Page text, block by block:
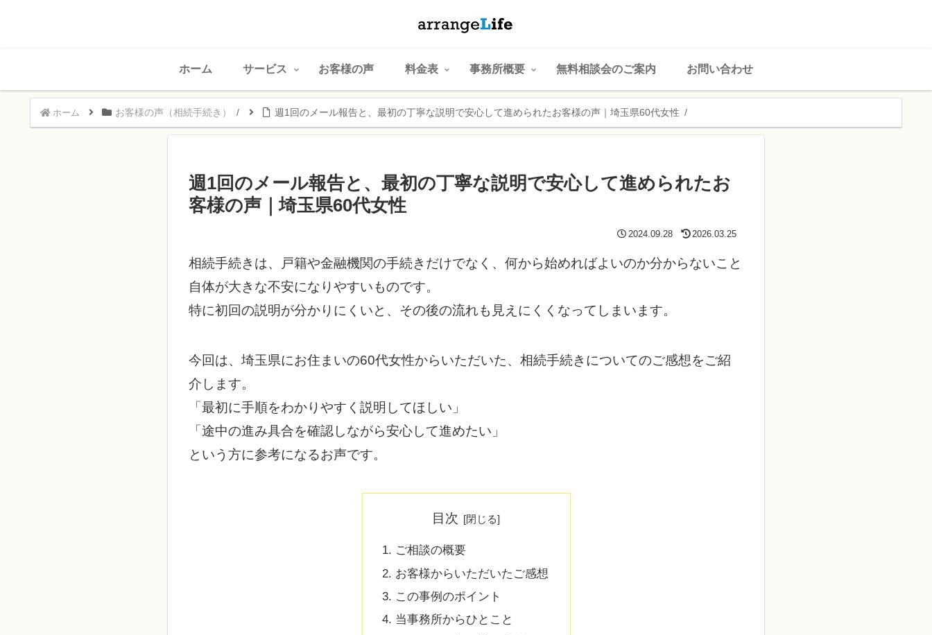
ホーム サービス お客様の声 料金表 事務所概要 無料相談会のご案内 お問い合わせ
ホーム お客様の声（相続手続き） 週1回のメール報告と、最初の丁寧な説明で安心して進められたお客様の声｜埼玉県60代女性
週1回のメール報告と、最初の丁寧な説明で安心して進められたお
客様の声｜埼玉県60代女性
2024.09.28 2026.03.25
相続手続きは、戸籍や金融機関の手続きだけでなく、何から始めればよいのか分からないこと
自体が大きな不安になりやすいものです。
特に初回の説明が分かりにくいと、その後の流れも見えにくくなってしまいます。
今回は、埼玉県にお住まいの60代女性からいただいた、相続手続きについてのご感想をご紹
介します。
「最初に手順をわかりやすく説明してほしい」
「途中の進み具合を確認しながら安心して進めたい」
という方に参考になるお声です。
目次
ご相談の概要
お客様からいただいたご感想
この事例のポイント
当事務所からひとこと